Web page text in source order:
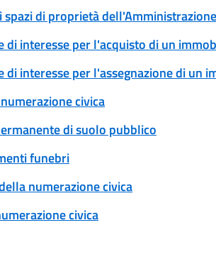
spazi di proprietà
di interesse per l'acquisto di un
di interesse per l'assegnazione di un
civica
di suolo pubblico
funebri
numerazione civica
civica